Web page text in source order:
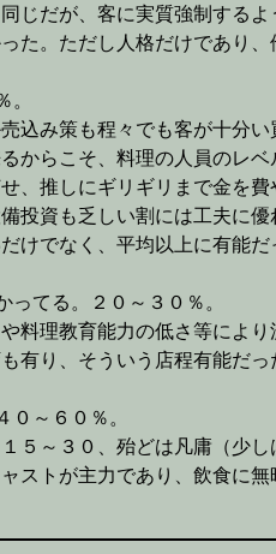
じだが、客に実質強制する
た。ただし人格だけであり
込み策も程々でも客が十分
からこそ、料理の人員のレ
、推しにギリギリまで金を
投資も乏しい割には工夫に優
けでなく、平均以上に有能だ
てる。２０～３０％。
料理教育能力の低さ等によ
有り、そういう店程有能だ
０～６０％。
５～３０、殆どは凡庸（少
ストが主力であり、飲食に